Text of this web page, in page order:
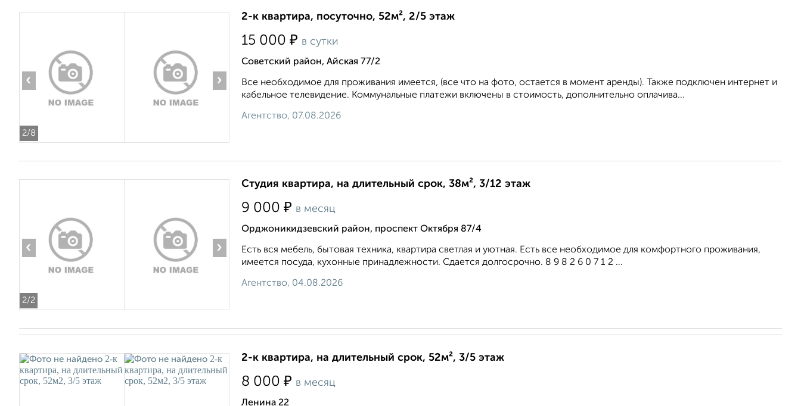
2/8
‹ ›
2-к квартира, посуточно, 52м², 2/5 этаж
15 000 ₽ в сутки
Советский район, Айская 77/2
Все необходимое для проживания имеется, (все что на фото, остается в момент аренды). Также подключен интернет и
кабельное телевидение. Коммунальные платежи включены в стоимость, дополнительно оплачива...
Агентство, 07.08.2026
2/2
‹ ›
Студия квартира, на длительный срок, 38м², 3/12 этаж
9 000 ₽ в месяц
Орджоникидзевский район, проспект Октября 87/4
Есть вся мебель, бытовая техника, квартира светлая и уютная. Есть все необходимое для комфортного проживания,
имеется посуда, кухонные принадлежности. Сдается долгосрочно. 8 9 8 2 6 0 7 1 2 ...
Агентство, 04.08.2026
2-к квартира, на длительный срок, 52м², 3/5 этаж
8 000 ₽ в месяц
Ленина 22